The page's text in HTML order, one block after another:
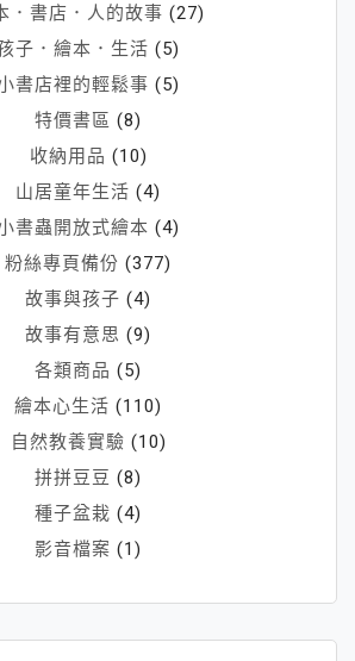
．書店．人的故事 (27)
子．繪本．生活 (5)
書店裡的輕鬆事 (5)
特價書區 (8)
收納用品 (10)
山居童年生活 (4)
書蟲開放式繪本 (4)
粉絲專頁備份 (377)
故事與孩子 (4)
故事有意思 (9)
各類商品 (5)
繪本心生活 (110)
自然教養實驗 (10)
拼拼豆豆 (8)
種子盆栽 (4)
影音檔案 (1)